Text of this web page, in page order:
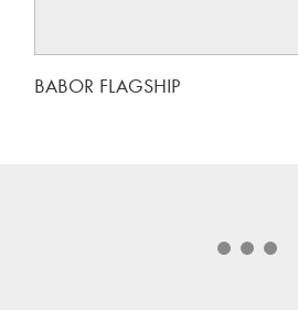
BABOR FLAGSHIP